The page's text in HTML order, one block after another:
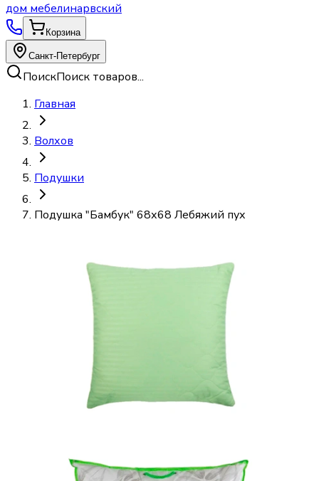
дом мебелинарвский
Корзина
Санкт-Петербург
ПоискПоиск товаров...
Главная
Волхов
Подушки
Подушка "Бамбук" 68х68 Лебяжий пух